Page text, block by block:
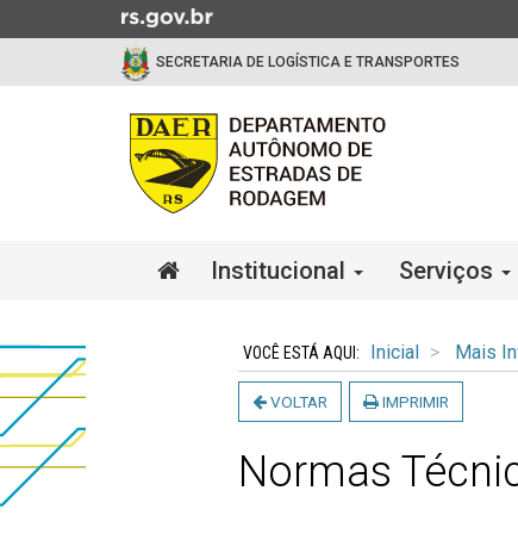
para
SECRETARIA DE LOGÍSTICA E TRANSPORTES
Institucional Serviços
do
conteúdo
Inicial Mais
VOLTAR IMPRIMIR
Normas